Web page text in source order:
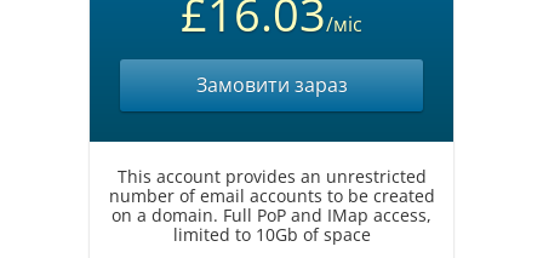
£16.03/міс
Замовити зараз
This account provides an unrestricted
number of email accounts to be created
on a domain. Full PoP and IMap access,
limited to 10Gb of space